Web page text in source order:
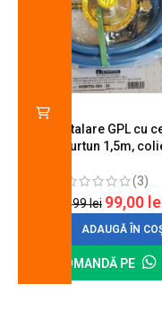
Kit instalare GPL cu
butelie, furtun 1,5m,
(3)
120,99lei 99,00
ADAUGĂ ÎN
COMANDĂ PE